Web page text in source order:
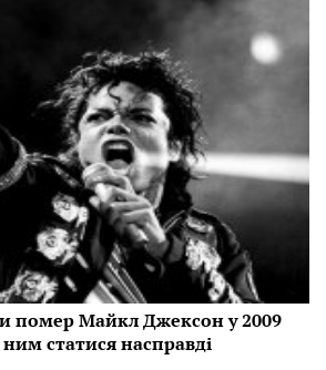
помер Майкл Джексон у 2009
статися насправді